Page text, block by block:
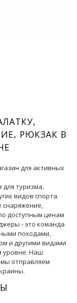
РЮКЗАК В
для активных
туризма,
видов спорта.
снаряжение,
доступным ценам
- это команда
походами,
и другими видами
уровне. Наш
мы отправляем